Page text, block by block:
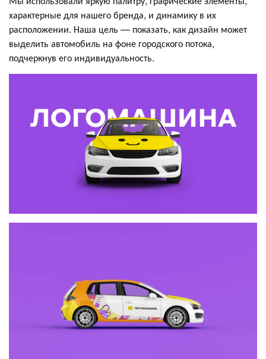
характерные для нашего бренда, и динамику в их
расположении. Наша цель — показать, как дизайн может
выделить автомобиль на фоне городского потока,
подчеркнув его индивидуальность.